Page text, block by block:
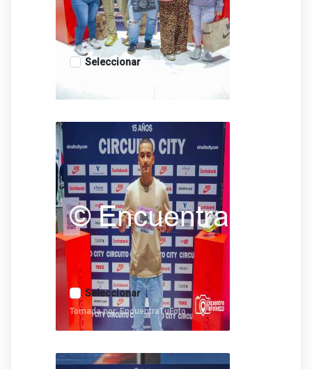
Seleccionar
Seleccionar
Tomada por: EncuentraTuFoto